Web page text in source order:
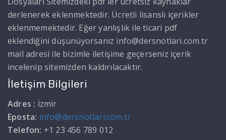
derlenerek eklenmektedir. Ücretli lisanslı içerikler
eklenmemektedir. Eğer yanlışlık ile ticari pdf
eklendiğini düşünüyorsanız info@dersnotlari.com.tr
mail adresi ile bizimle iletişime geçerseniz içerik
incelenip sitemizden kaldırılacaktır.
İletişim Bilgileri
Adres : İzmir
Eposta: info@dersnotlari.com.tr
Telefon: +1 23 456 789 012